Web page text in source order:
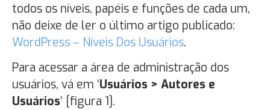
todos os níveis, papéis e funções de cada um,
não deixe de ler o último artigo publicado:
WordPress – Níveis Dos Usuários.
Para acessar a área de administração dos
usuários, vá em ‘Usuários > Autores e
Usuários’ [figura 1].